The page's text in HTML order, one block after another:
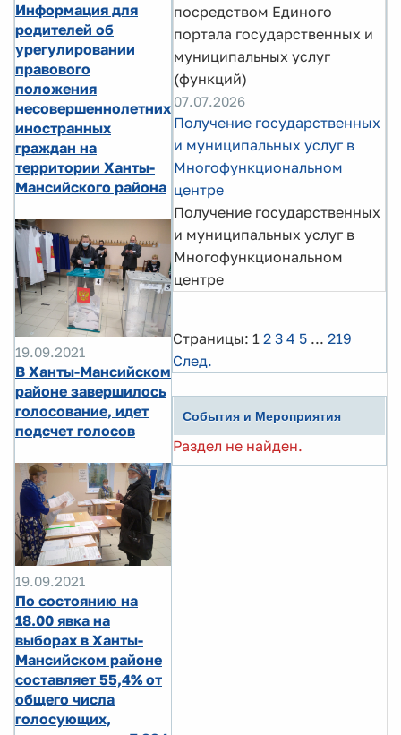
Информация для
родителей об
урегулировании
правового
положения
несовершеннолетних
иностранных
граждан на
территории Ханты-
Мансийского района
19.09.2021
В Ханты-Мансийском
районе завершилось
голосование, идет
подсчет голосов
19.09.2021
По состоянию на
18.00 явка на
выборах в Ханты-
Мансийском районе
составляет 55,4% от
общего числа
голосующих,
посредством Единого
портала государственных и
муниципальных услуг
(функций)
07.07.2026
Получение государственных
и муниципальных услуг в
Многофункциональном
центре
Получение государственных
и муниципальных услуг в
Многофункциональном
центре
Страницы: 1 2 3 4 5 ... 219
След.
События и Мероприятия
Раздел не найден.